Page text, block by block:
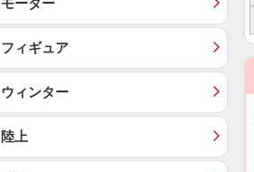
モーター
フィギュア
ウィンター
陸上